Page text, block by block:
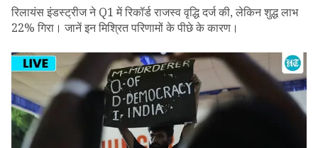
रिलायंस इंडस्ट्रीज ने Q1 में रिकॉर्ड राजस्व वृद्धि दर्ज की, लेकिन शुद्ध लाभ
22% गिरा। जानें इन मिश्रित परिणामों के पीछे के कारण।